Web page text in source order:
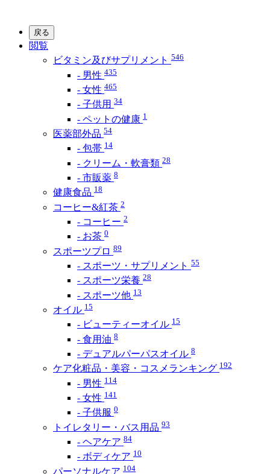
戻る
閲覧
ビタミン及びサプリメント 546
- 男性 435
- 女性 465
- 子供用 34
- ペットの健康 1
医薬部外品 54
- 包帯 14
- クリーム・軟膏類 28
- 市販薬 8
健康食品 18
コーヒー&紅茶 2
- コーヒー 2
- お茶 0
スポーツプロ 89
- スポーツ・サプリメント 55
- スポーツ栄養 28
- スポーツ他 13
オイル 15
- ビューティーオイル 15
- 食用油 8
- デュアルパーパスオイル 8
ケア化粧品・美容・コスメランキング 192
- 男性 114
- 女性 141
- 子供服 0
トイレタリー・バス用品 93
- ヘアケア 84
- ボディケア 10
パーソナルケア 104